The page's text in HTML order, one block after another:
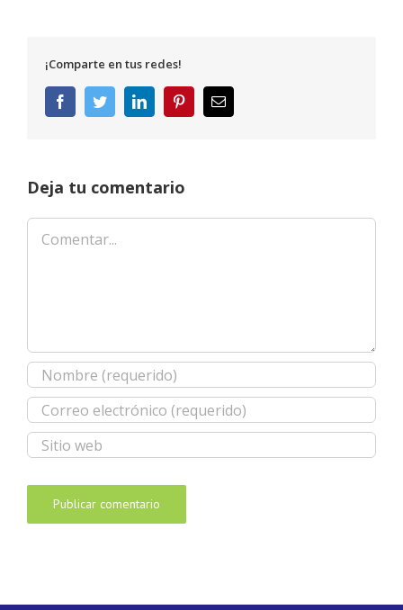
¡Comparte en tus redes!
FacebookTwitterLinkedInPinterestCorreo
electrónico
Deja tu comentario
Comentar